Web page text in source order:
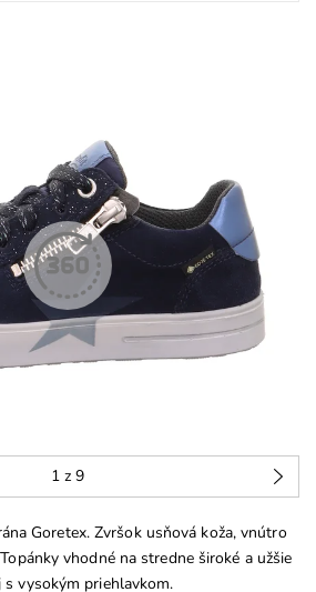
1 z 9
Goretex. Zvršok usňová koža, vnútro
vhodné na stredne široké a užšie
vysokým priehlavkom.